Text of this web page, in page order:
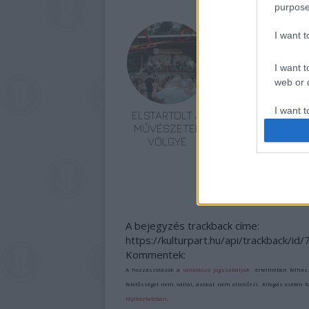
I want
I want
web or
I want
I want
I want
ELSTARTOLT A
MŰVÉSZETEK
VÖLGYE
AZ EMBERSÉG
A bejegyzés trackback címe:
https://kulturpart.hu/api/trackback/id/
Kommentek:
A hozzászólások avonatkozó jogszabályok értelmében
felelősséget nem vállal, azokat nem ellenőrzi. Kifogás esetén
tájékoztatóban